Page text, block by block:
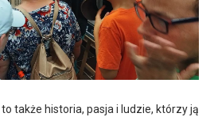
także historia, pasja i ludzie, którzy ją